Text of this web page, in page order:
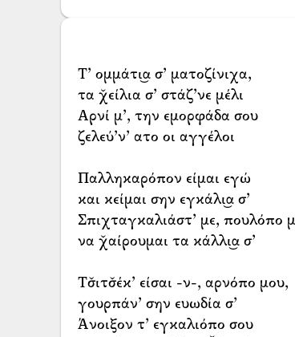
Τ’ ομμάτι͜α σ’ ματοζίνιχα,
τα χ̌είλια σ’ στάζ’νε μέλι
Αρνί μ’, την εμορφάδα σου
ζελεύ’ν’ ατο οι αγγέλοι
Παλληκαρόπον είμαι εγώ
και κείμαι σην εγκάλι͜α σ’
Σπιχταγκαλιάστ’ με, πουλόπο
να χ̌αίρουμαι τα κάλλι͜α σ’
Τσ̌ιτσ̌έκ’ είσαι -ν-, αρνόπο μου,
γουρπάν’ σην ευωδία σ’
Άνοιξον τ’ εγκαλιόπο σου